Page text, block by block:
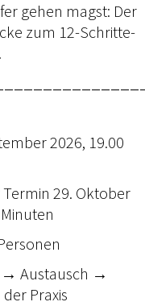
gehen magst: Der
zum 12-Schritte-
2026, 19.00
29. Oktober
→ Austausch →
Praxis